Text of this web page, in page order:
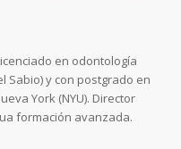
en odontología
Sabio) y con postgrado en
York (NYU). Director
formación avanzada.